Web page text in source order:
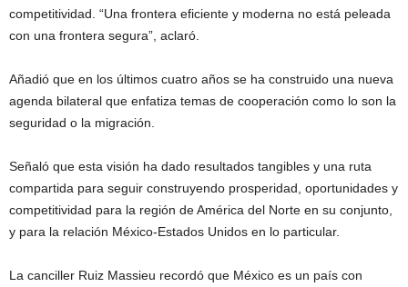
competitividad. “Una frontera eficiente y moderna no está peleada
con una frontera segura”, aclaró.
Añadió que en los últimos cuatro años se ha construido una nueva
agenda bilateral que enfatiza temas de cooperación como lo son la
seguridad o la migración.
Señaló que esta visión ha dado resultados tangibles y una ruta
compartida para seguir construyendo prosperidad, oportunidades y
competitividad para la región de América del Norte en su conjunto,
y para la relación México-Estados Unidos en lo particular.
La canciller Ruiz Massieu recordó que México es un país con